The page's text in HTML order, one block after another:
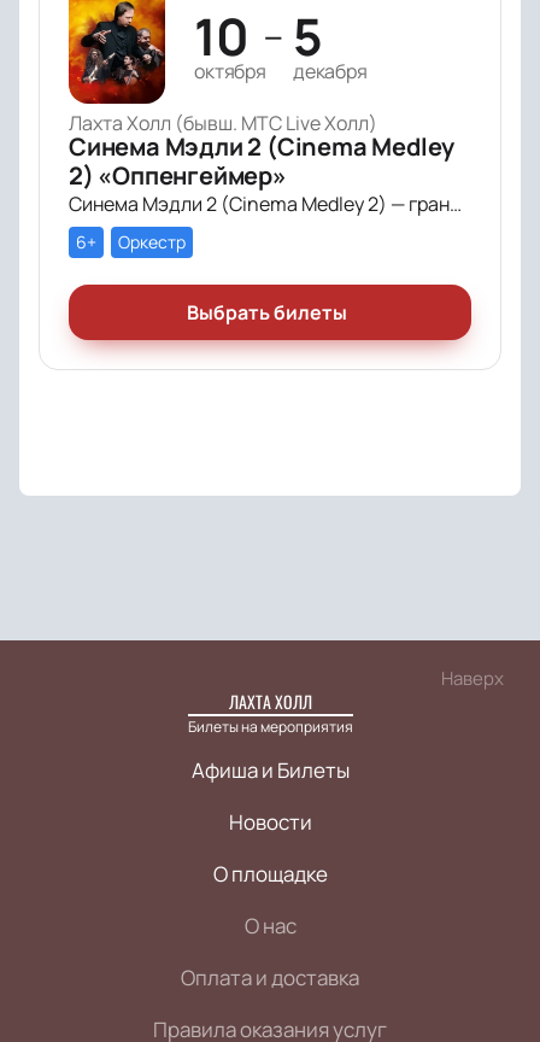
10
октября
— 5
декабря
Лахта Холл (бывш. МТС Live Холл)
Синема Мэдли 2 (Cinema Medley
2) «Оппенгеймер»
Синема Мэдли 2 (Cinema Medley 2) — грандиозное симфоническое шоу саундтреков в исполнении большого симфонического оркестра, органа и хора!
6+ Оркестр
Выбрать билеты
Наверх
ЛАХТА ХОЛЛ
Билеты на мероприятия
Афиша и Билеты
Новости
О площадке
О нас
Оплата и доставка
Правила оказания услуг